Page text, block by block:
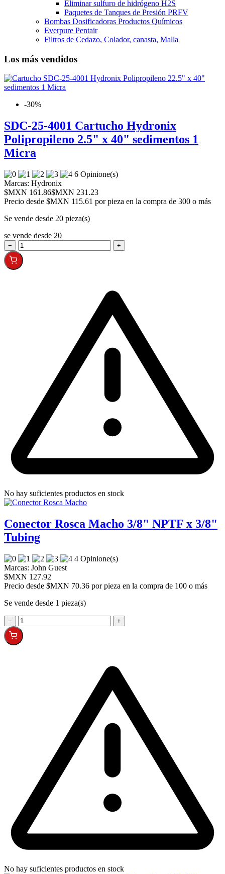
Eliminar sulfuro de hidrógeno H2S
Paquetes de Tanques de Presión PRFV
Bombas Dosificadoras Productos Químicos
Everpure Pentair
Filtros de Cedazo, Colador, canasta, Malla
Los más vendidos
-30%
SDC-25-4001 Cartucho Hydronix
Polipropileno 2.5" x 40" sedimentos 1
Micra
6 Opinione(s)
Marcas: Hydronix
$MXN 161.86$MXN 231.23
Precio desde $MXN 115.61 por pieza en la compra de 300 o más
Se vende desde 20 pieza(s)
se vende desde 20
− +
No hay suficientes productos en stock
Conector Rosca Macho 3/8" NPTF x 3/8"
Tubing
4 Opinione(s)
Marcas: John Guest
$MXN 127.92
Precio desde $MXN 70.36 por pieza en la compra de 100 o más
Se vende desde 1 pieza(s)
− +
No hay suficientes productos en stock